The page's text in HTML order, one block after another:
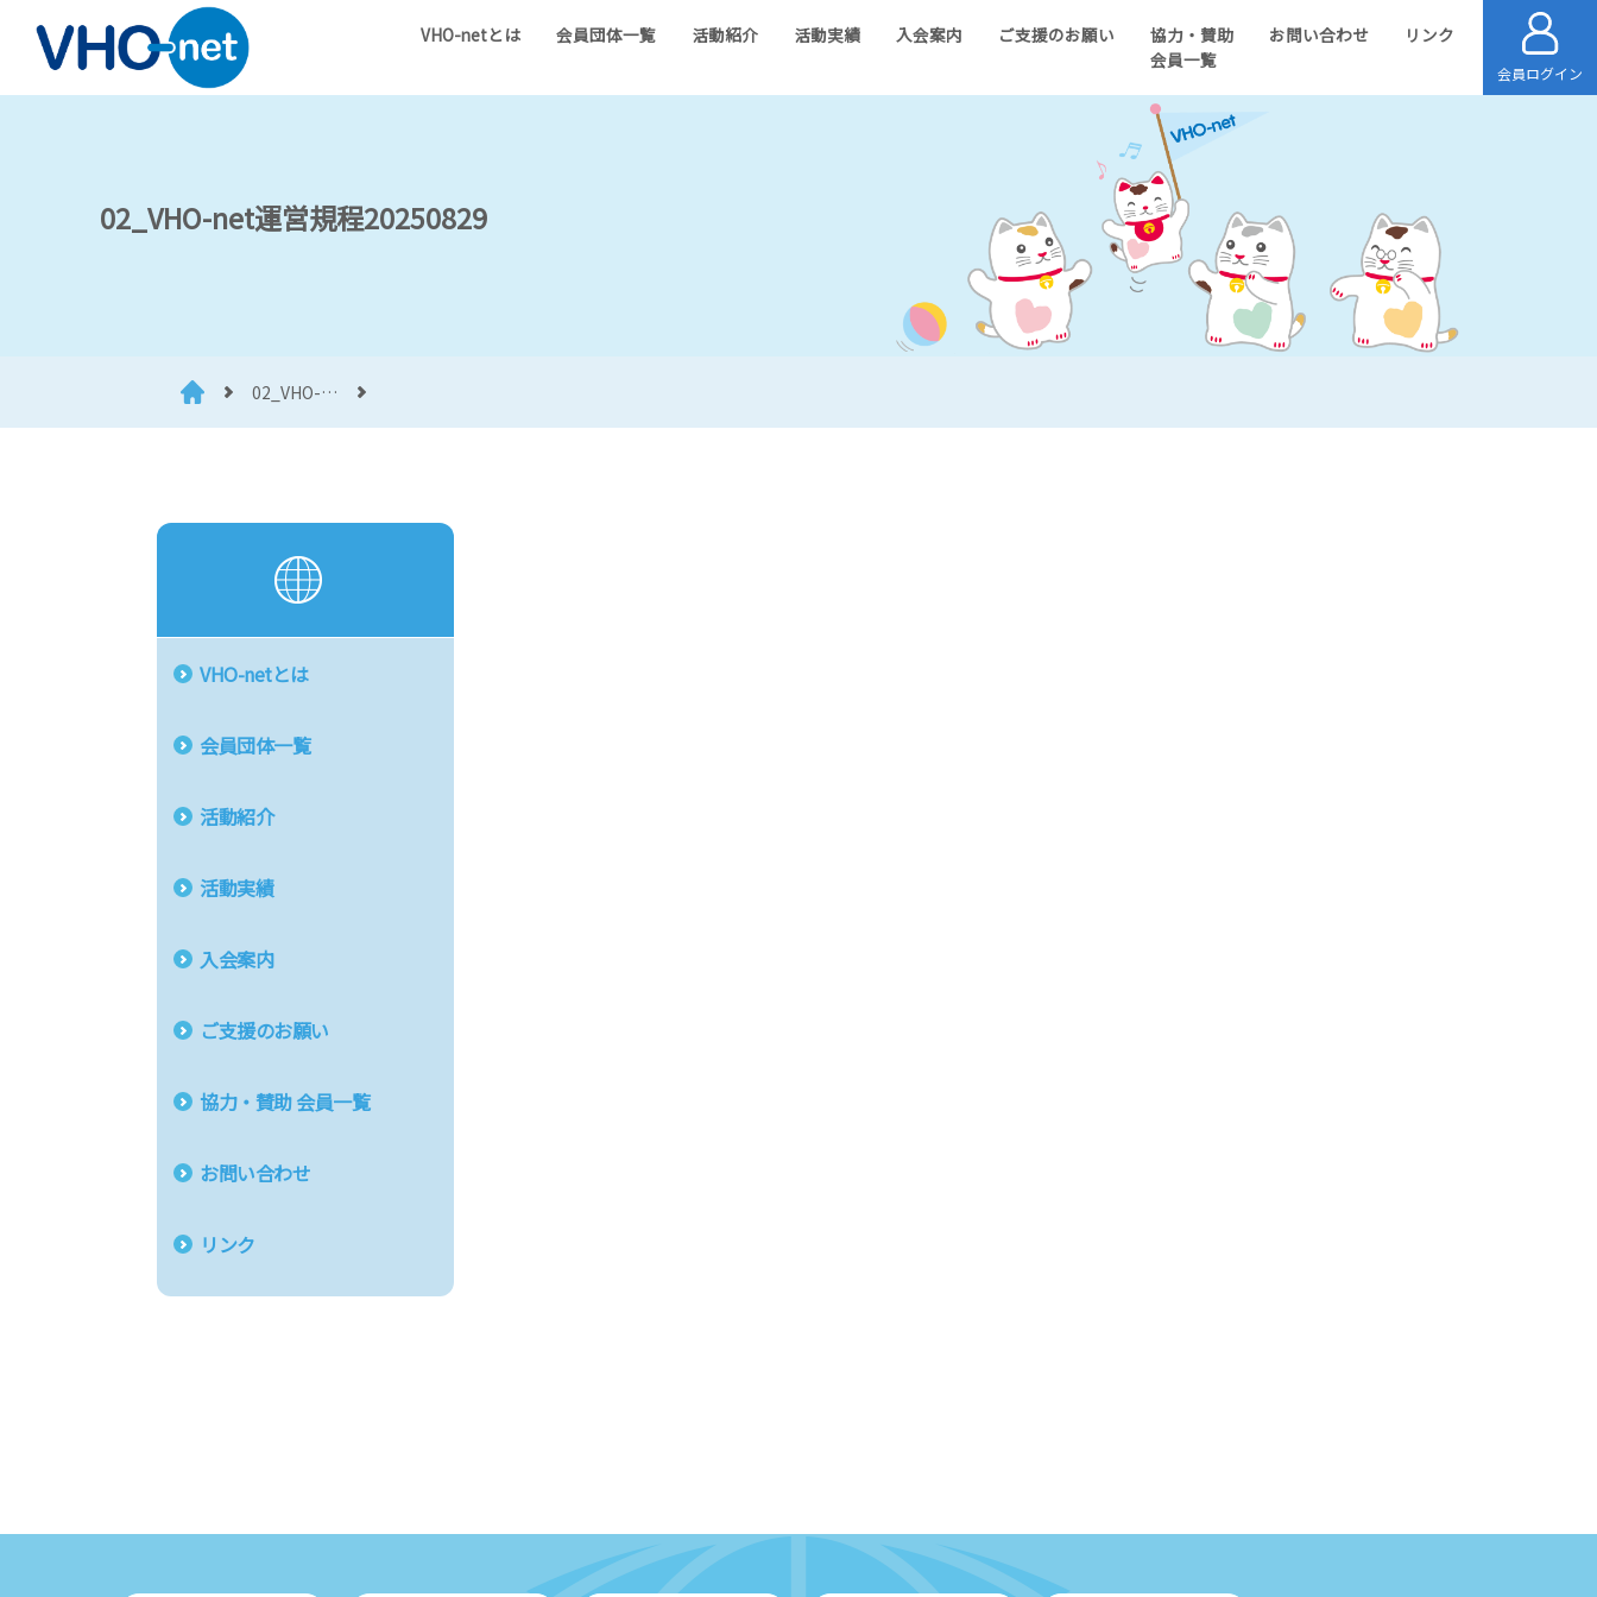
VHO-netとは 会員団体一覧 活動紹介 活動実績 入会案内 ご支援のお願い
協力・賛助
会員一覧
お問い合わせ リンク
会員ログイン
02_VHO-net運営規程20250829
02_VHO-…
VHO-netとは
会員団体一覧
活動紹介
活動実績
入会案内
ご支援のお願い
協力・賛助 会員一覧
お問い合わせ
リンク